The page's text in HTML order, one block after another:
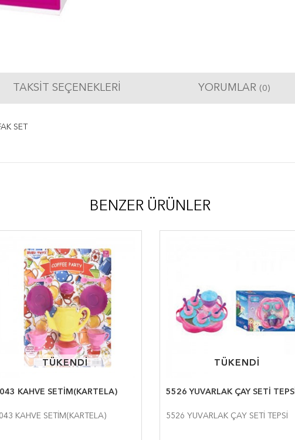
TAKSIT SEÇENEKLERI YORUMLAR (0)
SET
BENZER ÜRÜNLER
TÜKENDİ
TÜKENDİ
KAHVE SETİM(KARTELA)
KAHVE SETİM(KARTELA)
TÜKENDİ
TÜKENDİ
5526 YUVARLAK ÇAY SETİ TEPSİ
5526 YUVARLAK ÇAY SETİ TEPSİ